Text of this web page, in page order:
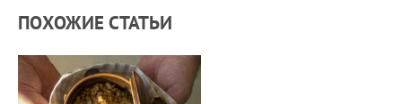
ПОХОЖИЕ СТАТЬИ